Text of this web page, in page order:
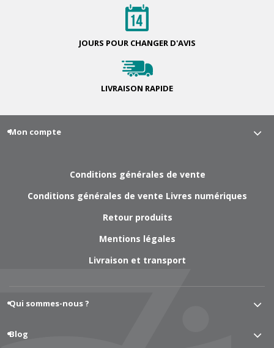
JOURS POUR CHANGER D'AVIS
LIVRAISON RAPIDE
Mon compte
Conditions générales de vente
Conditions générales de vente Livres numériques
Retour produits
Mentions légales
Livraison et transport
Qui sommes-nous ?
Blog